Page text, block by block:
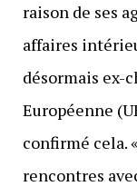
raison de ses
affaires
désormais ex-
Européenne
confirmé cela.
rencontres